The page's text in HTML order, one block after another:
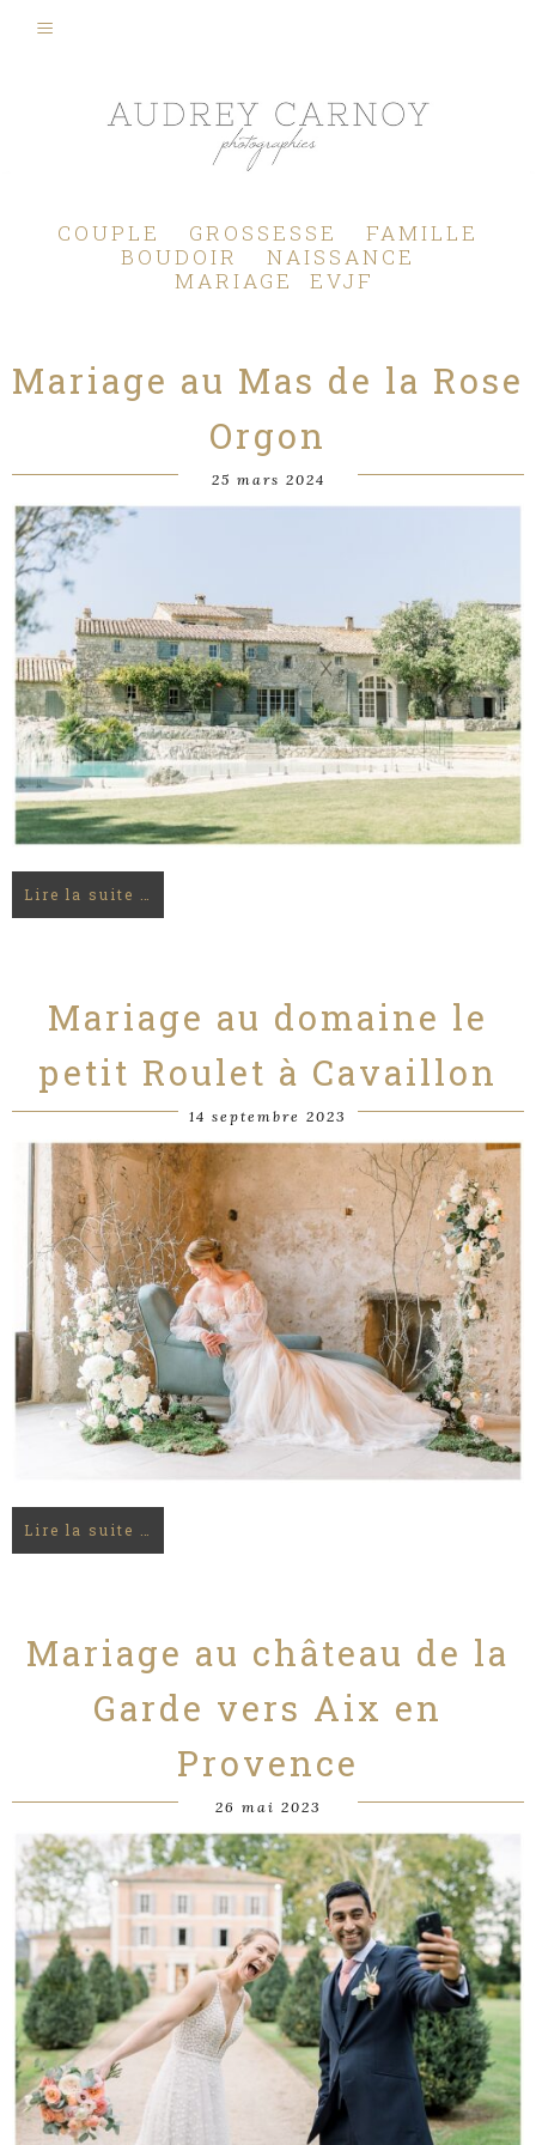
COUPLE GROSSESSE
FAMILLE
BOUDOIR
NAISSANCE
MARIAGE
EVJF
Mariage au Mas de la Rose
Orgon
25 mars 2024
Lire la suite …
Mariage au domaine le
petit Roulet à Cavaillon
14 septembre 2023
Lire la suite …
Mariage au château de la
Garde vers Aix en
Provence
26 mai 2023